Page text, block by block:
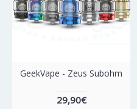
GeekVape - Zeus Subohm
29,90€